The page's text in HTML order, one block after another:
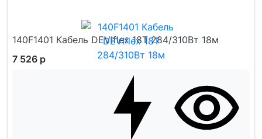
140F1401 Кабель DEVIflex 18T 284/310Вт 18м
7 526 р